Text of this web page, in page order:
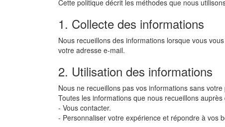
Cette politique décrit les méthodes que nous
1. Collecte des informations
Nous recueillons des informations lorsque vous
votre adresse e-mail.
2. Utilisation des informations
Nous ne recueillons pas vos informations sans
Toutes les informations que nous recueillons
- Vous contacter.
- Personnaliser votre expérience et répondre à vos